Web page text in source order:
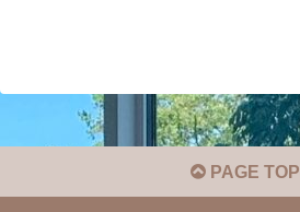
PAGE TOP